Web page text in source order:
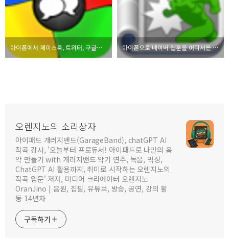
아이폰에서 페이스북, 트위터, 구글을 하나의 앱으로 쓰자! G-Whizz! Social 아이폰으로 네이버 웹툰을 어디서든 간편하게
오렌지노의 소리상자
아이패드 개러지밴드(GarageBand), chatGPT AI
작곡 강사, '오늘부터 프로듀서! 아이패드로 나만의 음
악 만들기 with 개러지밴드 악기 연주, 녹음, 믹싱,
ChatGPT AI 활용까지, 취미로 시작하는 오렌지노의
작곡 입문' 저자, 미디어 크리에이터 오렌지노
OranJino | 음원, 집필, 유튜브, 방송, 공연, 강의 활
동 14년차
구독하기